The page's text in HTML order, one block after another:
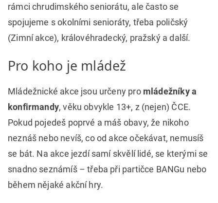
rámci chrudimského seniorátu, ale často se
spojujeme s okolními senioráty, třeba poličský
(Zimní akce), královéhradecký, pražský a další.
Pro koho je mládež
Mládežnické akce jsou určeny pro mládežníky a
konfirmandy, věku obvykle 13+, z (nejen) ČCE.
Pokud pojedeš poprvé a máš obavy, že nikoho
neznáš nebo nevíš, co od akce očekávat, nemusíš
se bát. Na akce jezdí samí skvělí lidé, se kterými se
snadno seznámíš – třeba při partičce BANGu nebo
během nějaké akční hry.